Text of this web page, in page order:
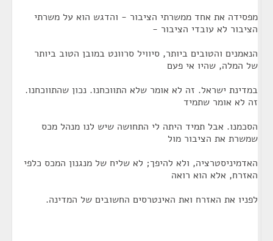
מפסידה את אחד ממשרתי הציבור - והדגש הוא על משרתי
הציבור לא עובדי הציבור -
הנאמנים והטובים ביותר, סיוויל סרוונט במובן הטוב ביותר
של המלה, שהיו אי פעם
במדינת ישראל. זה לא אומר שלא התווכחנו. נכון שהתווכחנו.
זה לא אומר שתמיד
הסכמנו. אבל תמיד היתה לי התחושה שיש לנו מנהל מכס
שמשרת את הציבור מול
האדמיניסטרציה, ולא להיפך; לא שליח של מנגנון המכס כלפי
האזרח, אלא הוא רואה
לפניו את האזרח ואת האינטרסים החשובים של המדינה.